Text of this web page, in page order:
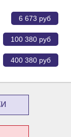
6 673 руб
100 380 руб
400 380 руб